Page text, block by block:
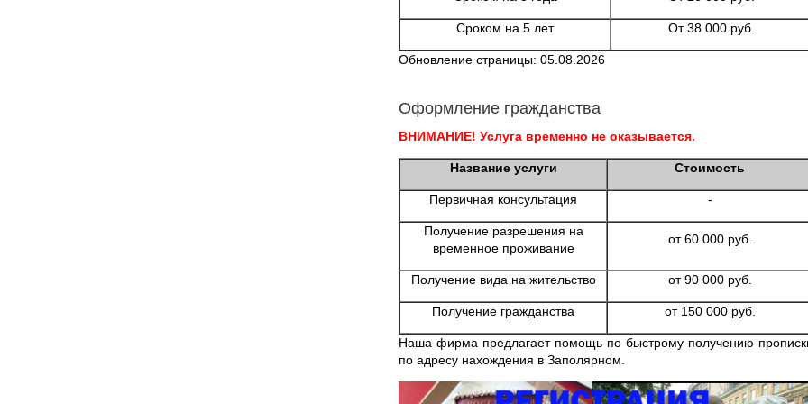
Сроком на 5 лет От 38 000 руб.
Обновление страницы: 05.08.2026
Оформление гражданства
ВНИМАНИЕ! Услуга временно не оказывается.
Название услуги Стоимость
Первичная консультация -
Получение разрешения на
временное проживание
от 60 000 руб.
Получение вида на жительство от 90 000 руб.
Получение гражданства от 150 000 руб.
Наша фирма предлагает помощь по быстрому получению
по адресу нахождения в Заполярном.